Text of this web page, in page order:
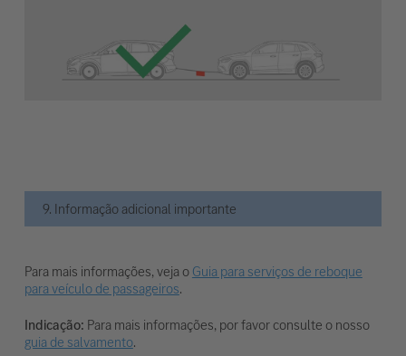
9. Informação adicional importante
Para mais informações, veja oGuia para serviços de reboque
para veículo de passageiros.
Indicação: Para mais informações, por favor consulte o nosso
guia de salvamento.